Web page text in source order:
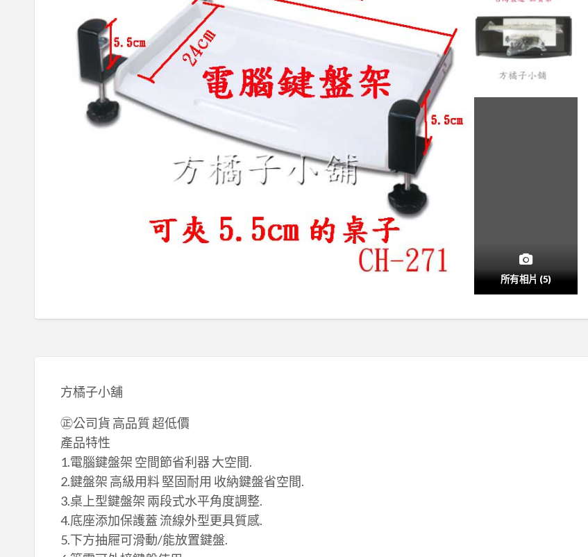
所有相片 (5)
方橘子小舖
​㊣公司貨 高品質 超低價
產品特性
1.電腦鍵盤架 空間節省利器 大空間.
2.鍵盤架 高級用料 堅固耐用 收納鍵盤省空間.
3.桌上型鍵盤架 兩段式水平角度調整.
4.底座添加保護蓋 流線外型更具質感.
5.下方抽屜可滑動/能放置鍵盤.